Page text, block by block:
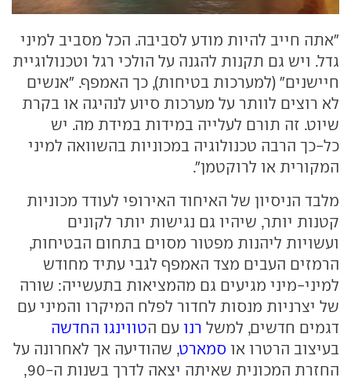
"אתה חייב להיות מודע לסביבה. הכל מסביב למיני
גדל. ויש גם תקנות להגנה על הולכי רגל וטכנולוגיית
חיישנים" (למערכות בטיחות), כך האמפף. "אנשים
לא רוצים לוותר על מערכות סיוע לנהיגה או בקרת
שיוט. זה תורם לעלייה במידות במידת מה. יש
כל-כך הרבה טכנולוגיה במכוניות בהשוואה למיני
המקורית או לרוקטמן".
מלבד הניסיון של האיחוד האירופי לעודד מכוניות
קטנות יותר, שיהיו גם נגישות יותר לקונים
ועשויות ליהנות מפטור מסוים בתחום הבטיחות,
הרמזים העבים מצד האמפף לגבי עתיד מחודש
למיני-מיני מגיעים גם מהמציאות בתעשייה: שורה
של יצרניות מנסות לחדור לפלח המיקרו והמיני עם
דגמים חדשים, למשל רנו עם הטווינגו החדשה
בעיצוב הרטרו או סמארט, שהודיעה אך לאחרונה על
החזרת המכונית שאיתה יצאה לדרך בשנות ה-90,